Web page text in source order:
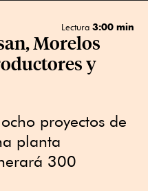
Lectura 3:00 min
Morelos
y
proyectos de
planta
300